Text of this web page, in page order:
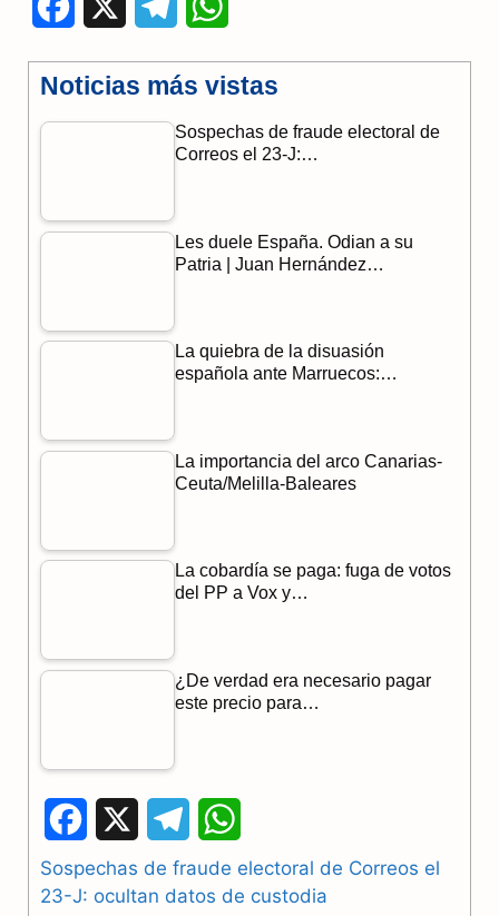
c
o
l
e
a
a
t
p
Noticias más vistas
Sospechas de fraude electoral de
Correos el 23-J:…
Les duele España. Odian a su
Patria | Juan Hernández…
La quiebra de la disuasión
española ante Marruecos:…
La importancia del arco Canarias-
Ceuta/Melilla-Baleares
La cobardía se paga: fuga de votos
del PP a Vox y…
¿De verdad era necesario pagar
este precio para…
a
c
e
l
h
a
Sospechas de fraude electoral de Correos el
23-J: ocultan datos de custodia